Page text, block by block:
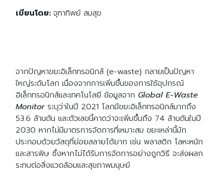
เขียนโดย: จุฑาทิพย์ สมสุข
จากปัญหาขยะอิเล็กทรอนิกส์ (e-waste) กลายเป็นปัญหา
ใหญ่ระดับโลก เนื่องจากการเพิ่มขึ้นของการใช้อุปกรณ์
อิเล็กทรอนิกส์และเทคโนโลยี ข้อมูลจาก Global E-Waste
Monitorระบุว่าในปี 2021 โลกมีขยะอิเล็กทรอนิกส์มากถึง
53.6 ล้านตัน และตัวเลขนี้คาดว่าจะเพิ่มขึ้นถึง 74 ล้านตันในปี
2030 หากไม่มีมาตรการจัดการที่เหมาะสม ขยะเหล่านี้มัก
ประกอบด้วยวัสดุที่ย่อยสลายได้ยาก เช่น พลาสติก โลหะหนัก
และสารพิษ ซึ่งหากไม่ได้รับการจัดการอย่างถูกวิธี จะส่งผลก
ระทบต่อสิ่งแวดล้อมและสุขภาพมนุษย์